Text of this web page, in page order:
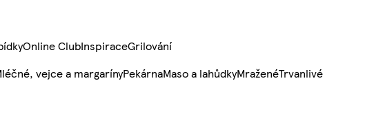
Online ClubInspiraceGrilování
vejce a margarínyPekárnaMaso a lahůdkyMraženéTrvanlivé